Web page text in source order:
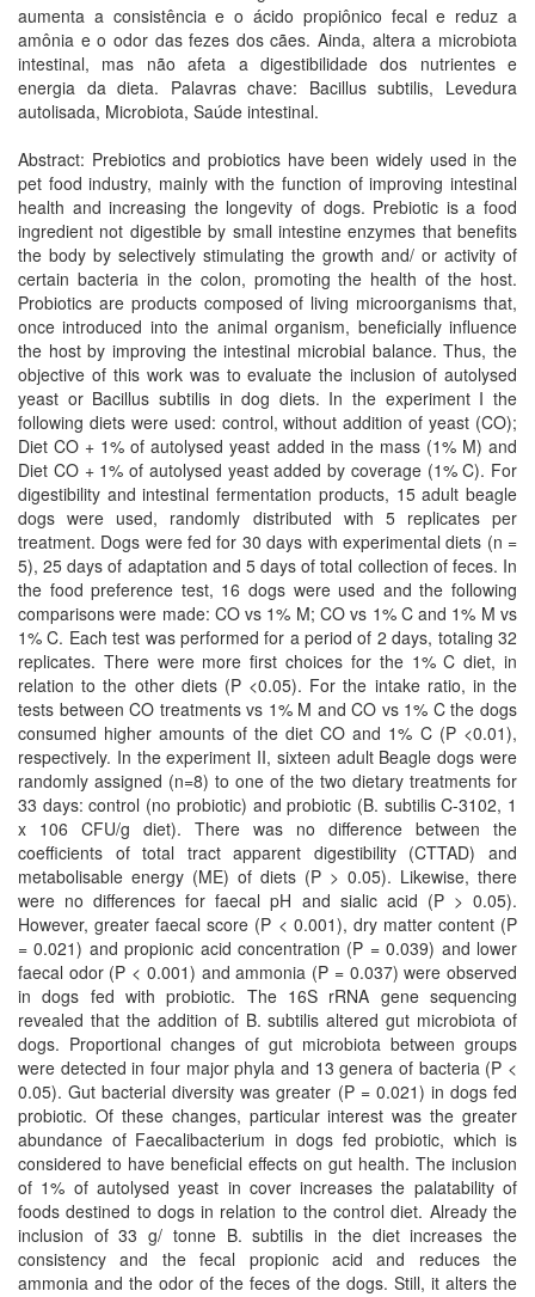
aumenta a consistência e o ácido propiônico fecal e reduz a
amônia e o odor das fezes dos cães. Ainda, altera a microbiota
intestinal, mas não afeta a digestibilidade dos nutrientes e
energia da dieta. Palavras chave: Bacillus subtilis, Levedura
autolisada, Microbiota, Saúde intestinal.
Abstract: Prebiotics and probiotics have been widely used in the
pet food industry, mainly with the function of improving intestinal
health and increasing the longevity of dogs. Prebiotic is a food
ingredient not digestible by small intestine enzymes that benefits
the body by selectively stimulating the growth and/ or activity of
certain bacteria in the colon, promoting the health of the host.
Probiotics are products composed of living microorganisms that,
once introduced into the animal organism, beneficially influence
the host by improving the intestinal microbial balance. Thus, the
objective of this work was to evaluate the inclusion of autolysed
yeast or Bacillus subtilis in dog diets. In the experiment I the
following diets were used: control, without addition of yeast (CO);
Diet CO + 1% of autolysed yeast added in the mass (1% M) and
Diet CO + 1% of autolysed yeast added by coverage (1% C). For
digestibility and intestinal fermentation products, 15 adult beagle
dogs were used, randomly distributed with 5 replicates per
treatment. Dogs were fed for 30 days with experimental diets (n =
5), 25 days of adaptation and 5 days of total collection of feces. In
the food preference test, 16 dogs were used and the following
comparisons were made: CO vs 1% M; CO vs 1% C and 1% M vs
1% C. Each test was performed for a period of 2 days, totaling 32
replicates. There were more first choices for the 1% C diet, in
relation to the other diets (P <0.05). For the intake ratio, in the
tests between CO treatments vs 1% M and CO vs 1% C the dogs
consumed higher amounts of the diet CO and 1% C (P <0.01),
respectively. In the experiment II, sixteen adult Beagle dogs were
randomly assigned (n=8) to one of the two dietary treatments for
33 days: control (no probiotic) and probiotic (B. subtilis C-3102, 1
x 106 CFU/g diet). There was no difference between the
coefficients of total tract apparent digestibility (CTTAD) and
metabolisable energy (ME) of diets (P > 0.05). Likewise, there
were no differences for faecal pH and sialic acid (P > 0.05).
However, greater faecal score (P < 0.001), dry matter content (P
= 0.021) and propionic acid concentration (P = 0.039) and lower
faecal odor (P < 0.001) and ammonia (P = 0.037) were observed
in dogs fed with probiotic. The 16S rRNA gene sequencing
revealed that the addition of B. subtilis altered gut microbiota of
dogs. Proportional changes of gut microbiota between groups
were detected in four major phyla and 13 genera of bacteria (P <
0.05). Gut bacterial diversity was greater (P = 0.021) in dogs fed
probiotic. Of these changes, particular interest was the greater
abundance of Faecalibacterium in dogs fed probiotic, which is
considered to have beneficial effects on gut health. The inclusion
of 1% of autolysed yeast in cover increases the palatability of
foods destined to dogs in relation to the control diet. Already the
inclusion of 33 g/ tonne B. subtilis in the diet increases the
consistency and the fecal propionic acid and reduces the
ammonia and the odor of the feces of the dogs. Still, it alters the